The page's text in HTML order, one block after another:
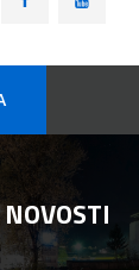
NOVOSTI